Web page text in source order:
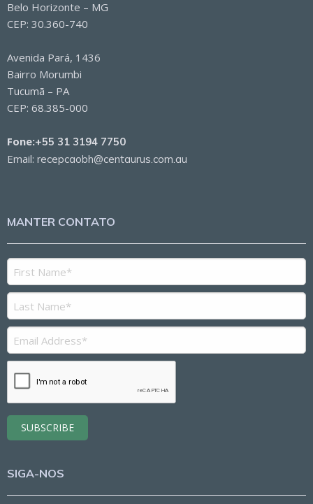
Belo Horizonte – MG
CEP: 30.360-740
Avenida Pará, 1436
Bairro Morumbi
Tucumã – PA
CEP: 68.385-000
Fone:+55 31 3194 7750
Email: recepcaobh@centaurus.com.au
MANTER CONTATO
SIGA-NOS